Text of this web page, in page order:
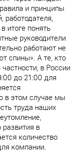
и принципы
работодателя,
итоге понять
руководители
работают не
спины». А те, кто
в России
до 21:00 для
в этом случае мы
труда наших
развития в
количество
компании.